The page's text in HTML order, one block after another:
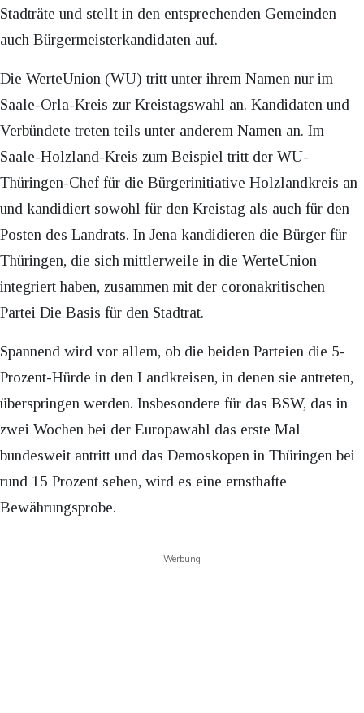
Stadträte und stellt in den entsprechenden Gemeinden
auch Bürgermeisterkandidaten auf.
Die WerteUnion (WU) tritt unter ihrem Namen nur im
Saale-Orla-Kreis zur Kreistagswahl an. Kandidaten und
Verbündete treten teils unter anderem Namen an. Im
Saale-Holzland-Kreis zum Beispiel tritt der WU-
Thüringen-Chef für die Bürgerinitiative Holzlandkreis an
und kandidiert sowohl für den Kreistag als auch für den
Posten des Landrats. In Jena kandidieren die Bürger für
Thüringen, die sich mittlerweile in die WerteUnion
integriert haben, zusammen mit der coronakritischen
Partei Die Basis für den Stadtrat.
Spannend wird vor allem, ob die beiden Parteien die 5-
Prozent-Hürde in den Landkreisen, in denen sie antreten,
überspringen werden. Insbesondere für das BSW, das in
zwei Wochen bei der Europawahl das erste Mal
bundesweit antritt und das Demoskopen in Thüringen bei
rund 15 Prozent sehen, wird es eine ernsthafte
Bewährungsprobe.
Werbung